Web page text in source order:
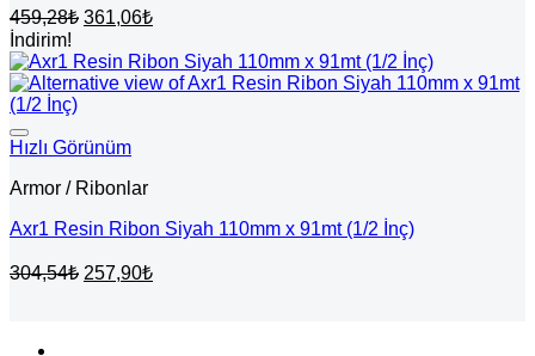
459,28₺ Orijinal
459,28₺.
361,06₺Şu
fiyat:
361,06₺.
İndirim!
Hızlı Görünüm
Armor / Ribonlar
Axr1 Resin Ribon Siyah 110mm x 91mt (1/2 İnç)
304,54₺ Orijinal
257,90₺Şu